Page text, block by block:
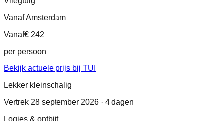
Vanaf Amsterdam
Vanaf€ 242
per persoon
Bekijk actuele prijs bij TUI
Lekker kleinschalig
Vertrek 28 september 2026 · 4 dagen
Logies & ontbijt